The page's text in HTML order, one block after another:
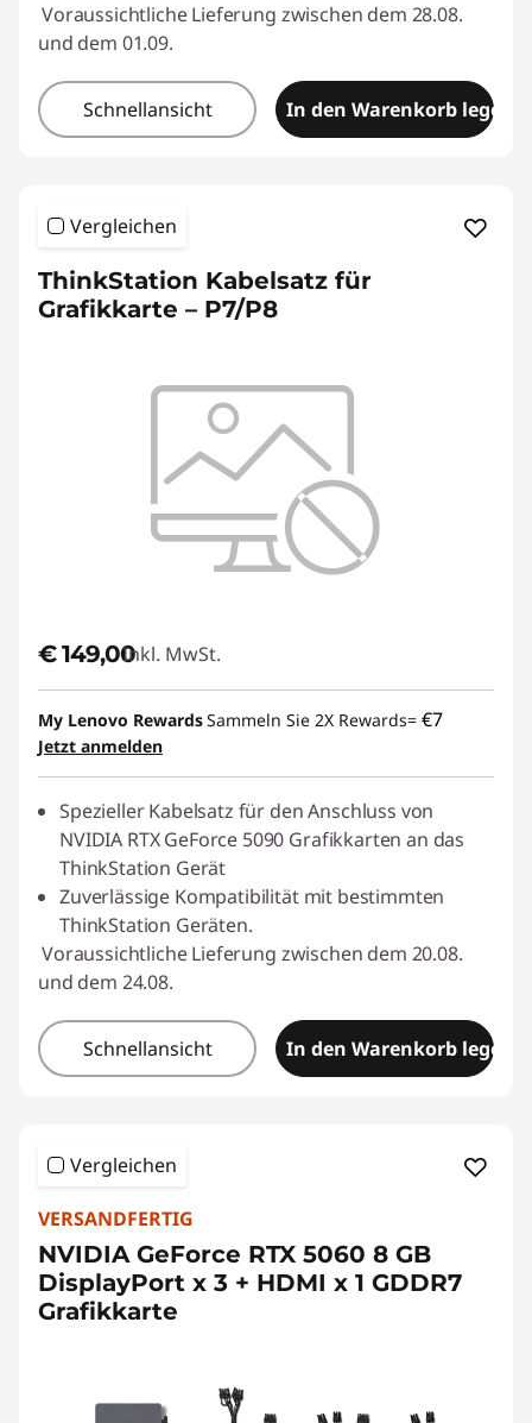
Voraussichtliche Lieferung zwischen dem 28.08.
und dem 01.09.
Schnellansicht In den Warenkorb legen
Vergleichen
ThinkStation Kabelsatz für
Grafikkarte – P7/P8
€ 149,00Inkl. MwSt.
My Lenovo RewardsSammeln Sie 2X Rewards= €7
Jetzt anmelden
Spezieller Kabelsatz für den Anschluss von
NVIDIA RTX GeForce 5090 Grafikkarten an das
ThinkStation Gerät
Zuverlässige Kompatibilität mit bestimmten
ThinkStation Geräten.
Voraussichtliche Lieferung zwischen dem 20.08.
und dem 24.08.
Schnellansicht In den Warenkorb legen
Vergleichen
VERSANDFERTIG
NVIDIA GeForce RTX 5060 8 GB
DisplayPort x 3 + HDMI x 1 GDDR7
Grafikkarte